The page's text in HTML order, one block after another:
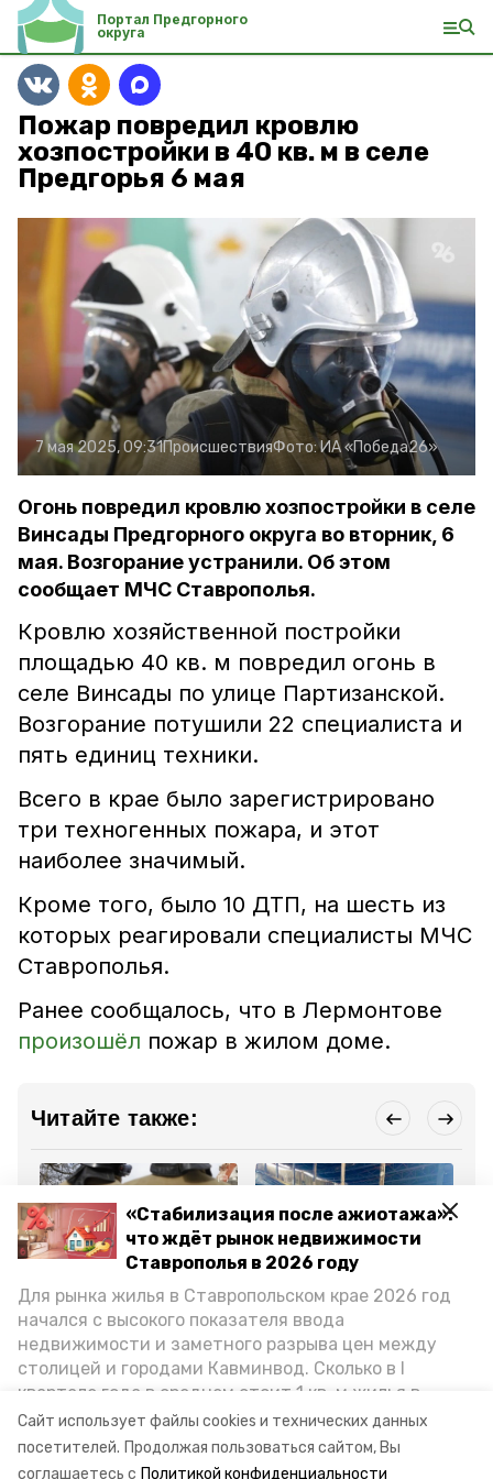
Сайт использует файлы cookies и технических данных
посетителей. Продолжая пользоваться сайтом, Вы
соглашаетесь с Политикой конфиденциальности
«Стабилизация после ажиотажа»:
что ждёт рынок недвижимости
Ставрополья в 2026 году
Для рынка жилья в Ставропольском крае 2026 год
начался с высокого показателя ввода
недвижимости и заметного разрыва цен между
столицей и городами Кавминвод. Сколько в I
квартале года в среднем стоит 1 кв. м жилья в
городах и округах региона, как изменился спрос на
первичку и вторичку, какова себестоимость
стройки собственного жилья в этом году и какие
Портал Предгорного
округа
Пожар повредил кровлю
хозпостройки в 40 кв. м в селе
Предгорья 6 мая
7 мая 2025, 09:31ПроисшествияФото:ИА «Победа26»
Огонь повредил кровлю хозпостройки в селе
Винсады Предгорного округа во вторник, 6
мая. Возгорание устранили. Об этом
сообщает МЧС Ставрополья.
Кровлю хозяйственной постройки
площадью 40 кв. м повредил огонь в
селе Винсады по улице Партизанской.
Возгорание потушили 22 специалиста и
пять единиц техники.
Всего в крае было зарегистрировано
три техногенных пожара, и этот
наиболее значимый.
Кроме того, было 10 ДТП, на шесть из
которых реагировали специалисты МЧС
Ставрополья.
Ранее сообщалось, что в Лермонтове
произошёл пожар в жилом доме.
Читайте также:
28 марта 2025, 11:27
Пожар в Предгорье
повредил нежилое
здание на площади 35 м²
28 февраля 2025, 14:31
Пожар уничтожил
автосервис в селе Юца,
сгорели шесть
автомобилей
Все новости